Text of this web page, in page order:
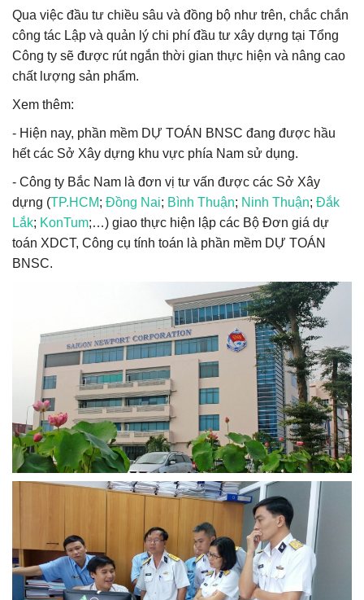
Qua việc đầu tư chiều sâu và đồng bộ như trên, chắc chắn
công tác Lập và quản lý chi phí đầu tư xây dựng tại Tổng
Công ty sẽ được rút ngắn thời gian thực hiện và nâng cao
chất lượng sản phẩm.
Xem thêm:
- Hiện nay, phần mềm DỰ TOÁN BNSC đang được hầu
hết các Sở Xây dựng khu vực phía Nam sử dụng.
- Công ty Bắc Nam là đơn vị tư vấn được các Sở Xây
dựng (TP.HCM; Đồng Nai; Bình Thuận; Ninh Thuận; Đắk
Lắk; KonTum;…) giao thực hiện lập các Bộ Đơn giá dự
toán XDCT, Công cụ tính toán là phần mềm DỰ TOÁN
BNSC.